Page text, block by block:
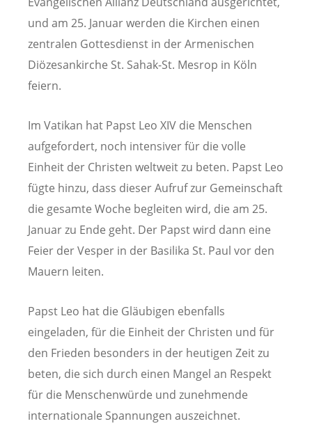
und am 25. Januar werden die Kirchen einen
zentralen Gottesdienst in der Armenischen
Diözesankirche St. Sahak-St. Mesrop in Köln
feiern.
Im Vatikan hat Papst Leo XIV die Menschen
aufgefordert, noch intensiver für die volle
Einheit der Christen weltweit zu beten. Papst Leo
fügte hinzu, dass dieser Aufruf zur Gemeinschaft
die gesamte Woche begleiten wird, die am 25.
Januar zu Ende geht. Der Papst wird dann eine
Feier der Vesper in der Basilika St. Paul vor den
Mauern leiten.
Papst Leo hat die Gläubigen ebenfalls
eingeladen, für die Einheit der Christen und für
den Frieden besonders in der heutigen Zeit zu
beten, die sich durch einen Mangel an Respekt
für die Menschenwürde und zunehmende
internationale Spannungen auszeichnet.